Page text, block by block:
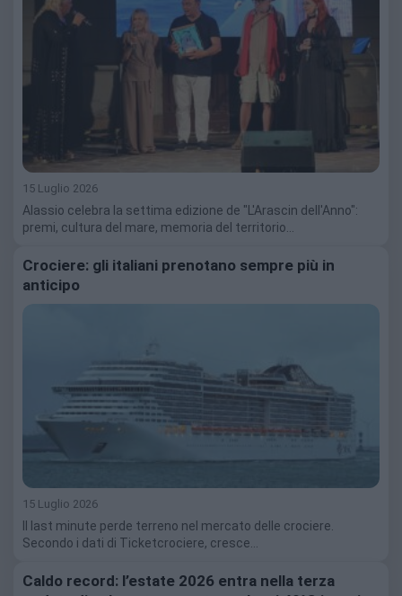
15 Luglio 2026
Alassio celebra la settima edizione de "L'Arascin dell'Anno":
premi, cultura del mare, memoria del territorio…
Crociere: gli italiani prenotano sempre più in
anticipo
15 Luglio 2026
Il last minute perde terreno nel mercato delle crociere.
Secondo i dati di Ticketcrociere, cresce…
Caldo record: l’estate 2026 entra nella terza